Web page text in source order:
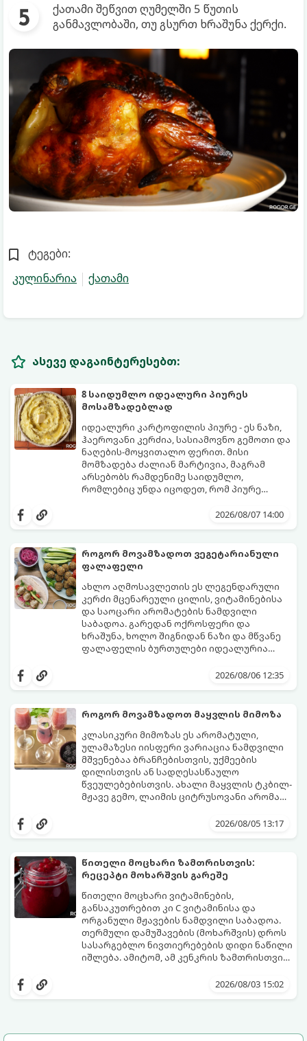
ქათამი შეწვით ღუმელში 5 წუთის
განმავლობაში, თუ გსურთ ხრაშუნა ქერქი.
ტეგები:
კულინარია
ქათამი
ასევე დაგაინტერესებთ:
8 საიდუმლო იდეალური პიურეს
მოსამზადებლად
იდეალური კარტოფილის პიურე - ეს ნაზი,
ჰაეროვანი კერძია, სასიამოვნო გემოთი და
ნაღების-მოყვითალო ფერით. მისი
მომზადება ძალიან მარტივია, მაგრამ
არსებობს რამდენიმე საიდუმლო,
რომლებიც უნდა იცოდეთ, რომ პიურე
2026/08/07 14:00
როგორ მოვამზადოთ ვეგეტარიანული
ფალაფელი
ახლო აღმოსავლეთის ეს ლეგენდარული
კერძი მცენარეული ცილის, ვიტამინებისა
და საოცარი არომატების ნამდვილი
საბადოა. გარედან ოქროსფერი და
ხრაშუნა, ხოლო შიგნიდან ნაზი და მწვანე
ფალაფელის ბურთულები იდეალურია
სალათებთან ერთად ან ტახინის (სესამის)
მდგომარეობს, რომ გამოიყენება
შეწვისას ფორმა იდეალურად შეინარჩუნოს
და არ დაიშალოს.
მომზადების დრო: 20 წუთი (დამატებით
მუხუდოს ჩალბობის დრო: 12-24 საათი)
შეწვის დრო: 10–15 წუთი ულუფა: 20–24 ცალი
ბურთულა (4–6 პორცია)
2026/08/06 12:35
როგორ მოვამზადოთ მაყვლის მიმოზა
კლასიკური მიმოზას ეს არომატული,
ულამაზესი იისფერი ვარიაცია ნამდვილი
მშვენებაა ბრანჩებისთვის, უქმეების
დილისთვის ან სადღესასწაულო
წვეულებებისთვის. ახალი მაყვლის ტკბილ-
მჟავე გემო, ლაიმის ციტრუსოვანი არომატი
საოცრად დახვეწილ და მაგრილებელ
და მის მომზადებას მინიმალური
პორცია
2026/08/05 13:17
წითელი მოცხარი ზამთრისთვის:
რეცეპტი მოხარშვის გარეშე
წითელი მოცხარი ვიტამინების,
განსაკუთრებით კი C ვიტამინისა და
ორგანული მჟავების ნამდვილი საბადოა.
თერმული დამუშავების (მოხარშვის) დროს
სასარგებლო ნივთიერებების დიდი ნაწილი
იშლება. ამიტომ, ამ კენკრის ზამთრისთვის
მომზადებაა - მოხარშვის გარეშე.
ბუნებრივ, კაშკაშა გემოს, არომატს და
2026/08/03 15:02